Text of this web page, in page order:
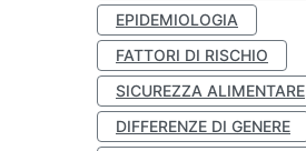
EPIDEMIOLOGIA
FATTORI DI RISCHIO
SICUREZZA ALIMENTARE
DIFFERENZE DI GENERE